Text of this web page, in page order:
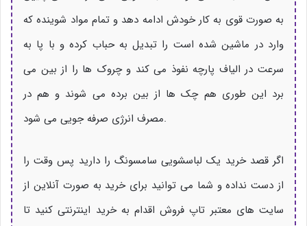
به صورت قوی به کار خودش ادامه دهد و تمام مواد شوینده که
وارد در ماشین شده است را تبدیل به حباب کرده و با پا به
سرعت در الیاف پارچه نفوذ می کند و چروک ها را از بین می
برد این طوری هم چک ها از بین برده می شوند و هم در
مصرف انرژی صرفه جویی می شود.
اگر قصد خرید یک لباسشویی سامسونگ را دارید پس وقت را
از دست نداده و شما می توانید برای خرید به صورت آنلاین از
سایت های معتبر تاپ فروش اقدام به خرید اینترنتی کنید تا